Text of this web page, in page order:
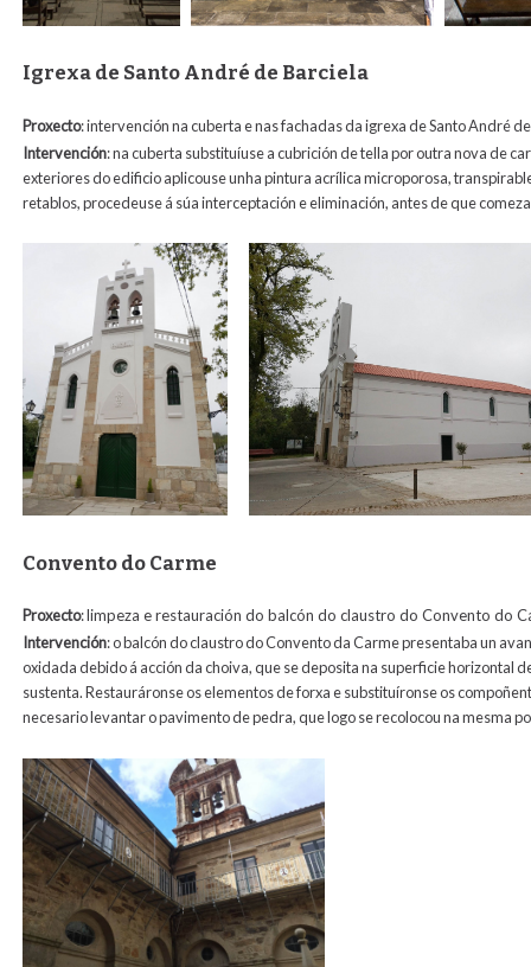
Igrexa de Santo André de Barciela
Proxecto: intervención na cuberta e nas fachadas da igrexa de Santo André
Intervención:na cuberta substituíuse a cubrición de tella por outra nova de
exteriores do edificio aplicouse unha pintura acrílica microporosa,
retablos, procedeuse á súa interceptación e eliminación, antes de que
Convento do Carme
Proxecto:limpeza e restauración do balcón do claustro do Convento do
Intervención:o balcón do claustro do Convento da Carme presentaba un
oxidada debido á acción da choiva, que se deposita na superficie horizontal
sustenta. Restauráronse os elementos de forxa e substituíronse os
necesario levantar o pavimento de pedra, que logo se recolocou na mesma